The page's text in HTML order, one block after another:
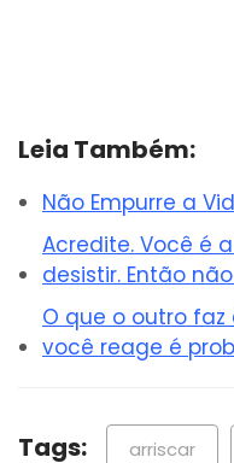
Leia Também:
Não Empurre a
Acredite. Você é
desistir. Então
O que o outro
você reage é
Tags: arriscar